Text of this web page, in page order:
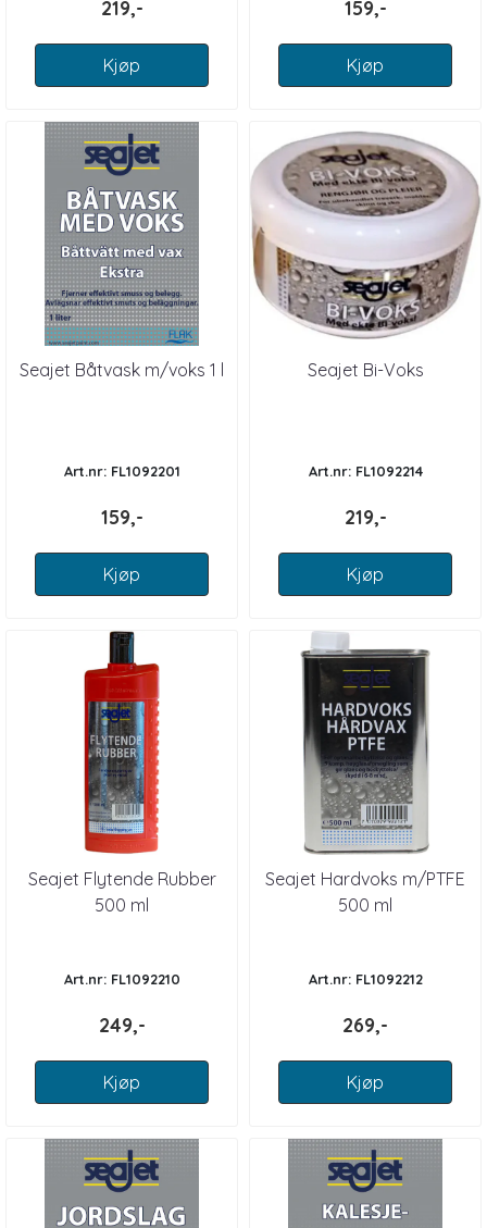
219,-
Kjøp
159,-
Kjøp
Seajet Båtvask m/voks 1 l
Art.nr: FL1092201
159,-
Kjøp
Seajet Bi-Voks
Art.nr: FL1092214
219,-
Kjøp
Seajet Flytende Rubber
500 ml
Art.nr: FL1092210
249,-
Kjøp
Seajet Hardvoks m/PTFE
500 ml
Art.nr: FL1092212
269,-
Kjøp